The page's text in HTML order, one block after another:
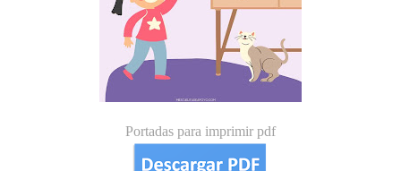
Portadas para imprimir pdf